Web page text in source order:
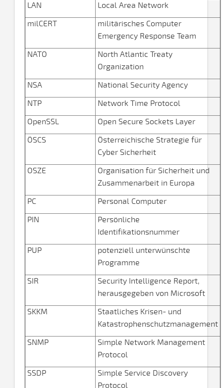
LAN
Local Area Network
milCERT
militärisches Computer
Emergency Response Team
NATO
North Atlantic Treaty
Organization
NSA
National Security Agency
NTP
Network Time Protocol
OpenSSL
Open Secure Sockets Layer
ÖSCS
Österreichische Strategie für
Cyber Sicherheit
OSZE
Organisation für Sicherheit und
Zusammenarbeit in Europa
PC
Personal Computer
PIN
Persönliche
Identifikationsnummer
PUP
potenziell unterwünschte
Programme
SIR
Security Intelligence Report,
herausgegeben von Microsoft
SKKM
Staatliches Krisen- und
Katastrophenschutzmanagement
SNMP
Simple Network Management
Protocol
SSDP
Simple Service Discovery
Protocol